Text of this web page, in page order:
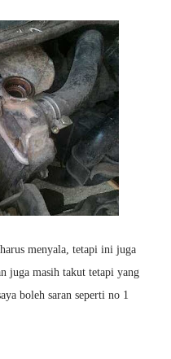
menyala, tetapi ini juga
juga masih takut tetapi yang
boleh saran seperti no 1